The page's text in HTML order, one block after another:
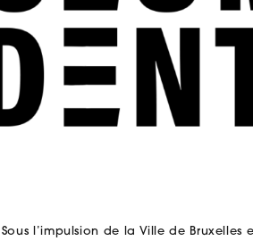
Sous l’impulsion de la Ville de Bruxelles